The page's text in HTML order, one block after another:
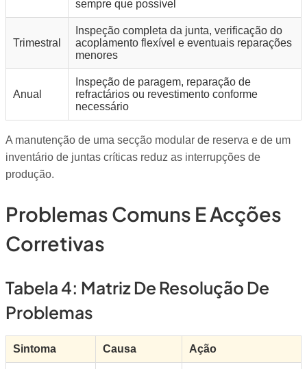
sempre que possível
Trimestral
Inspeção completa da junta, verificação do
acoplamento flexível e eventuais reparações
menores
Anual
Inspeção de paragem, reparação de
refractários ou revestimento conforme
necessário
A manutenção de uma secção modular de reserva e de um
inventário de juntas críticas reduz as interrupções de
produção.
Problemas Comuns E Acções
Corretivas
Tabela 4: Matriz De Resolução De
Problemas
Sintoma Causa Ação